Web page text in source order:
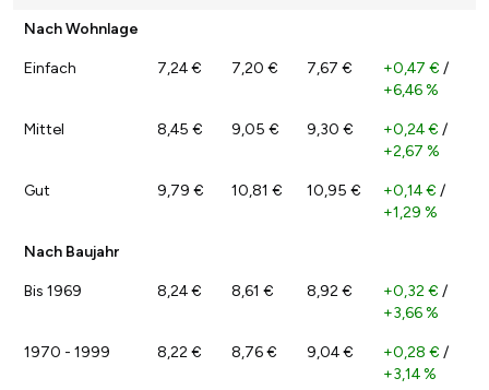
Nach Wohnlage
Einfach 7,24 € 7,20 € 7,67 € +0,47 € /
+6,46 %
Mittel 8,45 € 9,05 € 9,30 € +0,24 € /
+2,67 %
Gut 9,79 € 10,81 € 10,95 € +0,14 € /
+1,29 %
Nach Baujahr
Bis 1969 8,24 € 8,61 € 8,92 € +0,32 € /
+3,66 %
1970 - 1999 8,22 € 8,76 € 9,04 € +0,28 € /
+3,14 %